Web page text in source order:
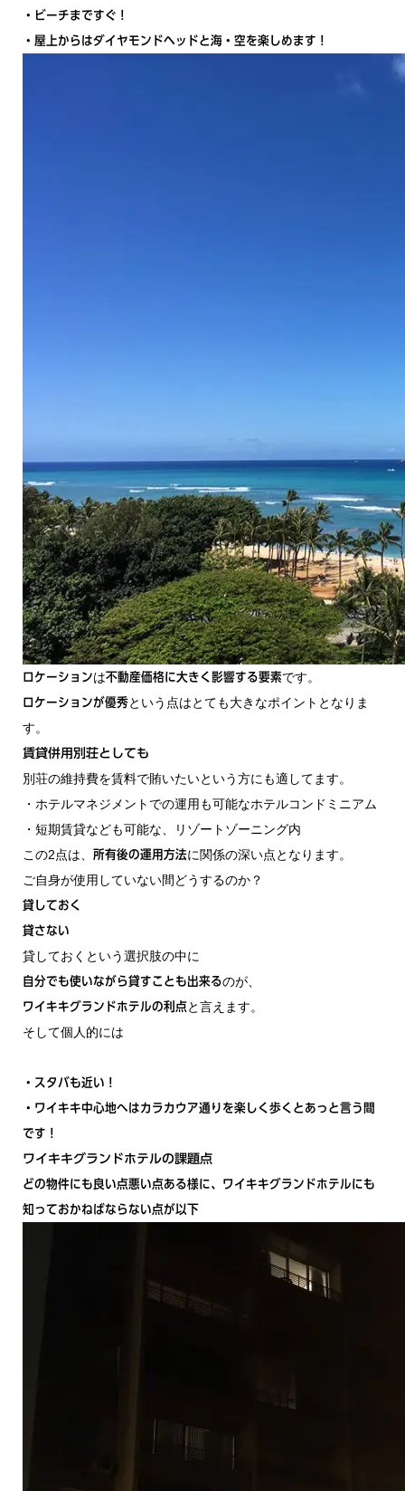
・ビーチまですぐ！
・屋上からはダイヤモンドヘッドと海・空を楽しめます！
ロケーションは不動産価格に大きく影響する要素です。
ロケーションが優秀という点はとても大きなポイントとなりま
す。
賃貸併用別荘としても
別荘の維持費を賃料で賄いたいという方にも適してます。
・ホテルマネジメントでの運用も可能なホテルコンドミニアム
・短期賃貸なども可能な、リゾートゾーニング内
この2点は、 所有後の運用方法に関係の深い点となります。
ご自身が使用していない間どうするのか？
貸しておく
貸さない
貸しておくという選択肢の中に
自分でも使いながら貸すことも出来るのが、
ワイキキグランドホテルの利点と言えます。
そして個人的には
・スタバも近い！
・ワイキキ中心地へはカラカウア通りを楽しく歩くとあっと言う間
です！
ワイキキグランドホテルの課題点
どの物件にも良い点悪い点ある様に、ワイキキグランドホテルにも
知っておかねばならない点が以下